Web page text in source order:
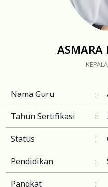
ASMARA
Nama Guru :
Tahun Sertifikasi :
Status :
Pendidikan :
Pangkat :